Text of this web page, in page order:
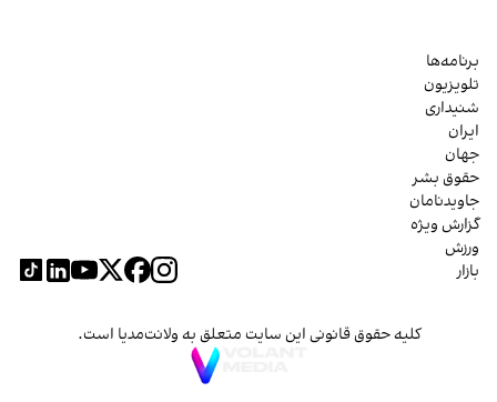
برنامه‌ها
تلویزیون
شنیداری
ایران
جهان
حقوق بشر
جاویدنامان
گزارش ویژه
ورزش
بازار
کلیه حقوق قانونی این سایت متعلق به ولانت‌مدیا است.